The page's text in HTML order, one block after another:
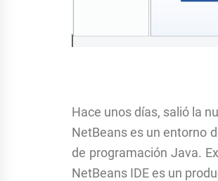
Hace unos días, salió la
NetBeans es un entorno
de programación Java.
NetBeans IDE es un